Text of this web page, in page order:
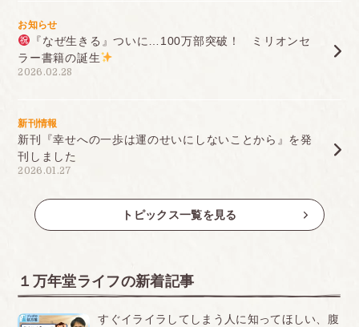
お知らせ
『なぜ生きる』ついに…100万部突破！ ミリオンセ
ラー書籍の誕生
2026.02.28
新刊情報
新刊『幸せへの一歩は運のせいにしないことから』を発
刊しました
2026.01.27
トピックス一覧を見る
１万年堂ライフの新着記事
すぐイライラしてしまう人に知ってほしい、腹